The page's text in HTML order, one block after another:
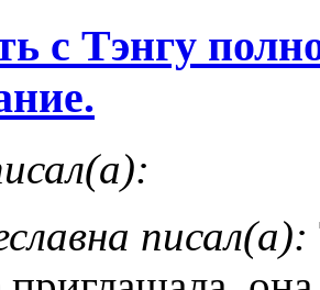
с Тэнгу
писал(а):